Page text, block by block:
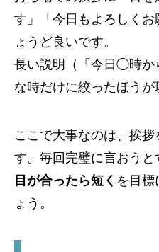
す」「今日もよろしく
ょうど良いです。
長い説明（「今日◯時か
な時だけに絞ったほうが
ここで大事なのは、挨拶
す。毎回完璧に言おうと
目が合ったら短く を目標
ょう。